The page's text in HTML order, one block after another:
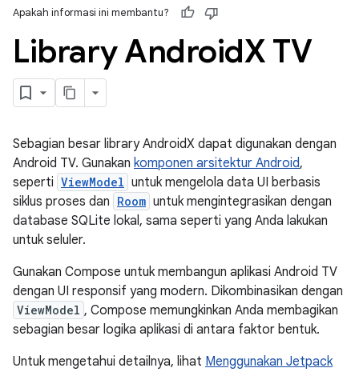
Apakah informasi ini membantu?
Library AndroidX TV
Sebagian besar library AndroidX dapat digunakan dengan
Android TV. Gunakan komponen arsitektur Android,
seperti ViewModel untuk mengelola data UI berbasis
siklus proses dan Room untuk mengintegrasikan dengan
database SQLite lokal, sama seperti yang Anda lakukan
untuk seluler.
Gunakan Compose untuk membangun aplikasi Android TV
dengan UI responsif yang modern. Dikombinasikan dengan
ViewModel , Compose memungkinkan Anda membagikan
sebagian besar logika aplikasi di antara faktor bentuk.
Untuk mengetahui detailnya, lihat Menggunakan Jetpack